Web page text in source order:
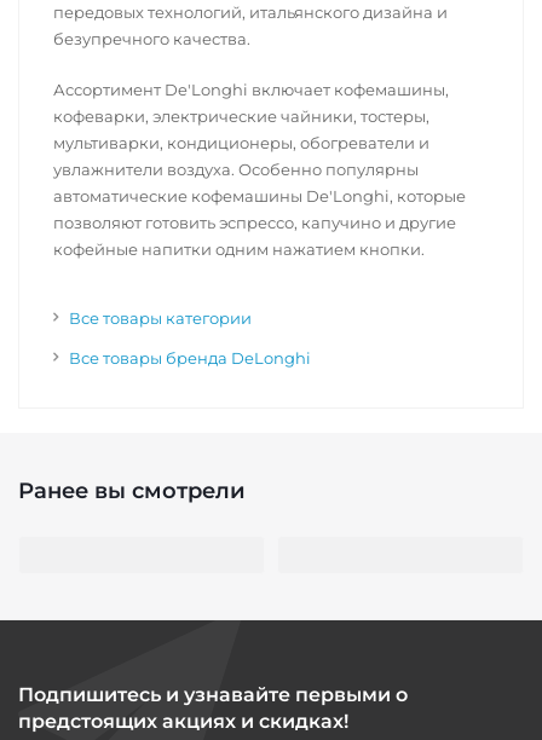
передовых технологий, итальянского дизайна и
безупречного качества.
Ассортимент De'Longhi включает кофемашины,
кофеварки, электрические чайники, тостеры,
мультиварки, кондиционеры, обогреватели и
увлажнители воздуха. Особенно популярны
автоматические кофемашины De'Longhi, которые
позволяют готовить эспрессо, капучино и другие
кофейные напитки одним нажатием кнопки.
Все товары категории
Все товары бренда DeLonghi
Ранее вы смотрели
Подпишитесь и узнавайте первыми о
предстоящих акциях и скидках!